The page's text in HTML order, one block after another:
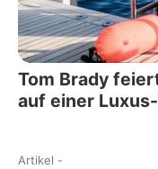
Tom Brady
auf einer
Artikel -